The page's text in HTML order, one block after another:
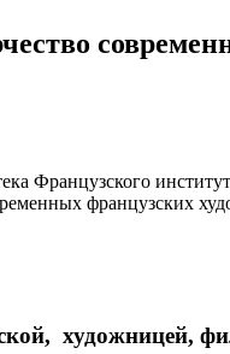
Французского
художницей,